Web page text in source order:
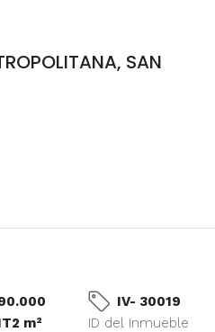
SAN
m²
IV- 30019
ID del Inmueble